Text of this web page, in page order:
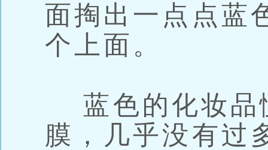
面掏出一点点蓝
个上面。
蓝色的化妆品
膜，几乎没有过